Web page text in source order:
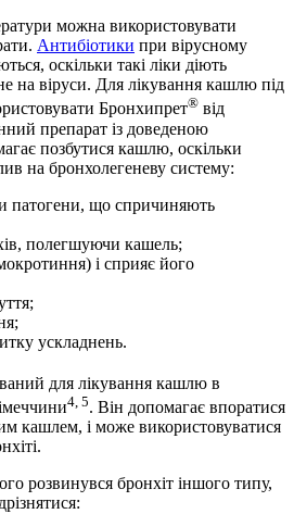
можна використовувати
Антибіотики при вірусному
оскільки такі ліки діють
на віруси. Для лікування кашлю під
Бронхипрет® від
препарат із доведеною
позбутися кашлю, оскільки
на бронхолегеневу систему:
патогени, що спричиняють
полегшуючи кашель;
і сприяє його
ускладнень.
для лікування кашлю в
4, 5. Він допомагає впоратися
кашлем, і може використовуватися
розвинувся бронхіт іншого типу,